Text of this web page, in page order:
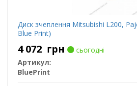
Диск зчеплення Mitsubishi L200,
Blue Print)
4 072 грн
сьогодні
Артикул:
BluePrint